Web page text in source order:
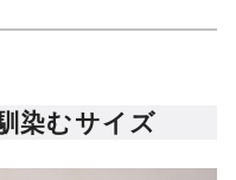
染むサイズ